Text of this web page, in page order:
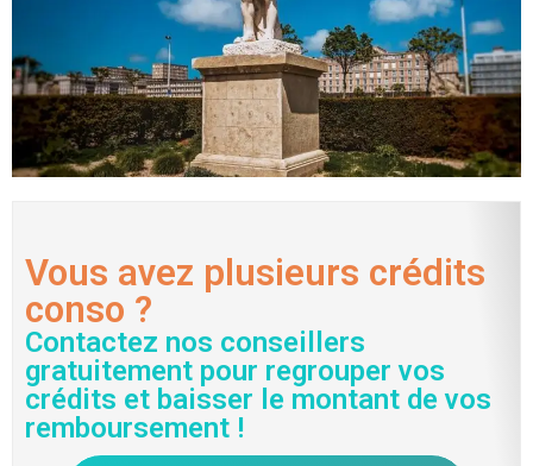
Vous avez plusieurs crédits
conso ?
Contactez nos conseillers
gratuitement pour regrouper vos
crédits et baisser le montant de vos
remboursement !